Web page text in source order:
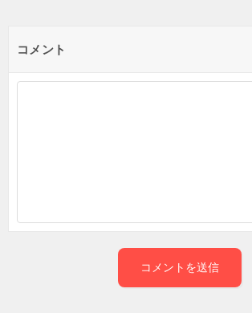
コメント